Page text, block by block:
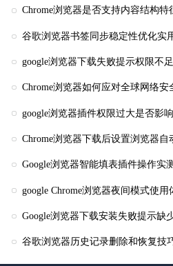
Chrome浏览器是否支持内容结构特
谷歌浏览器书签同步稳定性优化实
google浏览器下载失败提示权限不
Chrome浏览器如何应对全球网络安
google浏览器插件权限过大是否影
Chrome浏览器下载后设置浏览器自
Google浏览器智能填表插件操作实
google Chrome浏览器夜间模式使
谷歌浏览器历史记录删除和恢复技